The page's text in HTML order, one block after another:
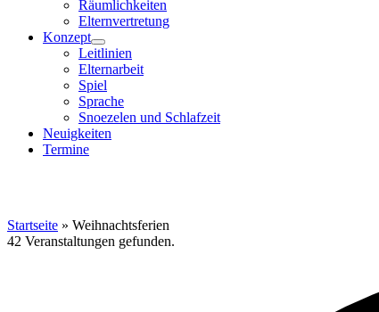
Räumlichkeiten
Elternvertretung
Konzept
Leitlinien
Elternarbeit
Spiel
Sprache
Snoezelen und Schlafzeit
Neuigkeiten
Termine
Startseite » Weihnachtsferien
42 Veranstaltungen gefunden.